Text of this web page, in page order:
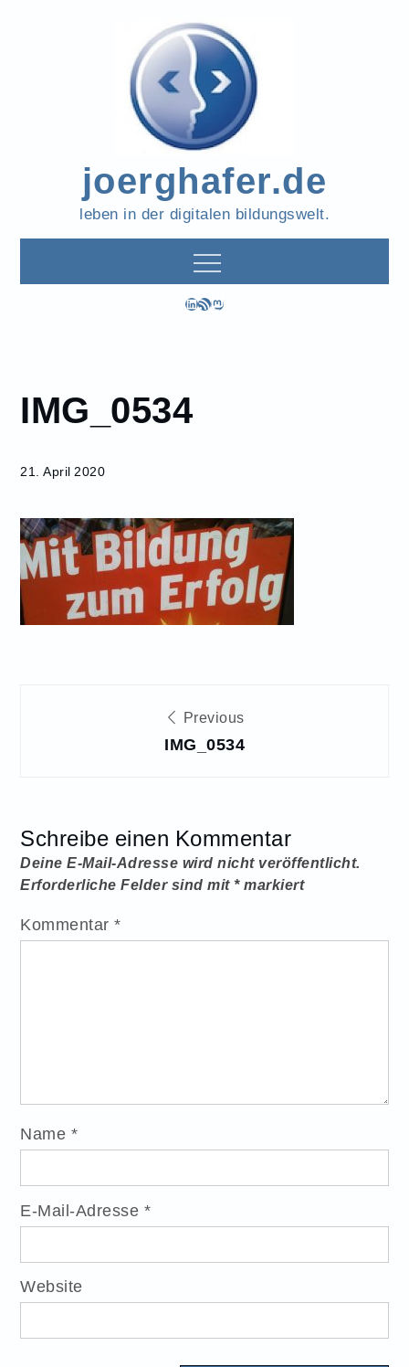
joerghafer.de
leben in der digitalen bildungswelt.
LinkedIn
RSS-FeedMastodon
Home
IMG_0534
IMG_0534
21. April 2020
Beitragsnavigation
Previous
IMG_0534
Schreibe einen Kommentar
Deine E-Mail-Adresse wird nicht veröffentlicht.
Erforderliche Felder sind mit*markiert
Kommentar*
Name *
E-Mail-Adresse *
Website